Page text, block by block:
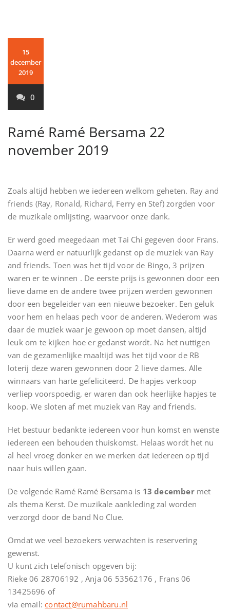
15
december
2019
0
Ramé Ramé Bersama 22
november 2019
Zoals altijd hebben we iedereen welkom geheten. Ray and
friends (Ray, Ronald, Richard, Ferry en Stef) zorgden voor
de muzikale omlijsting, waarvoor onze dank.
Er werd goed meegedaan met Tai Chi gegeven door Frans.
Daarna werd er natuurlijk gedanst op de muziek van Ray
and friends. Toen was het tijd voor de Bingo, 3 prijzen
waren er te winnen . De eerste prijs is gewonnen door een
lieve dame en de andere twee prijzen werden gewonnen
door een begeleider van een nieuwe bezoeker. Een geluk
voor hem en helaas pech voor de anderen. Wederom was
daar de muziek waar je gewoon op moet dansen, altijd
leuk om te kijken hoe er gedanst wordt. Na het nuttigen
van de gezamenlijke maaltijd was het tijd voor de RB
loterij deze waren gewonnen door 2 lieve dames. Alle
winnaars van harte gefeliciteerd. De hapjes verkoop
verliep voorspoedig, er waren dan ook heerlijke hapjes te
koop. We sloten af met muziek van Ray and friends.
Het bestuur bedankte iedereen voor hun komst en wenste
iedereen een behouden thuiskomst. Helaas wordt het nu
al heel vroeg donker en we merken dat iedereen op tijd
naar huis willen gaan.
De volgende Ramé Ramé Bersama is 13 december met
als thema Kerst. De muzikale aankleding zal worden
verzorgd door de band No Clue.
Omdat we veel bezoekers verwachten is reservering
gewenst.
U kunt zich telefonisch opgeven bij:
Rieke 06 28706192 , Anja 06 53562176 , Frans 06
13425696 of
via email:contact@rumahbaru.nl